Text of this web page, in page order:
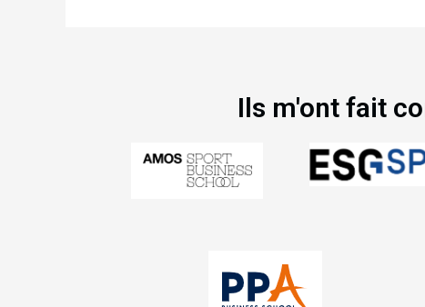
Ils m'ont fait